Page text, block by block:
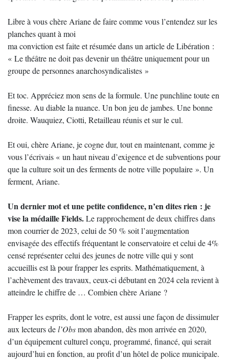
Libre à vous chère Ariane de faire comme vous l’entendez sur les
planches quant à moi
ma conviction est faite et résumée dans un article de Libération :
« Le théâtre ne doit pas devenir un théâtre uniquement pour un
groupe de personnes anarchosyndicalistes »
Et toc. Appréciez mon sens de la formule. Une punchline toute en
finesse. Au diable la nuance. Un bon jeu de jambes. Une bonne
droite. Wauquiez, Ciotti, Retailleau réunis et sur le cul.
Et oui, chère Ariane, je cogne dur, tout en maintenant, comme je
vous l’écrivais « un haut niveau d’exigence et de subventions pour
que la culture soit un des ferments de notre ville populaire ». Un
ferment, Ariane.
Un dernier mot et une petite confidence, n’en dites rien : je
vise la médaille Fields.Le rapprochement de deux chiffres dans
mon courrier de 2023, celui de 50 % soit l’augmentation
envisagée des effectifs fréquentant le conservatoire et celui de 4%
censé représenter celui des jeunes de notre ville qui y sont
accueillis est là pour frapper les esprits. Mathématiquement, à
l’achèvement des travaux, ceux-ci débutant en 2024 cela revient à
atteindre le chiffre de … Combien chère Ariane ?
Frapper les esprits, dont le votre, est aussi une façon de dissimuler
aux lecteurs del’Obsmon abandon, dès mon arrivée en 2020,
d’un équipement culturel conçu, programmé, financé, qui serait
aujourd’hui en fonction, au profit d’un hôtel de police municipale.